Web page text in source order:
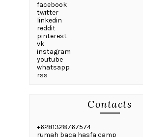
facebook
twitter
linkedin
reddit
pinterest
vk
instagram
youtube
whatsapp
rss
Contacts
+6281328767574
rumah baca hasfa camp